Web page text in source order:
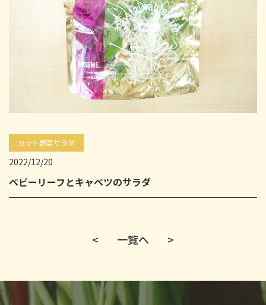
カット野菜サラダ
2022/12/20
ベビーリーフとキャベツのサラダ
< 一覧へ >